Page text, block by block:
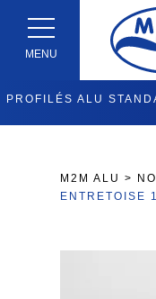
MENU
PROFILÉS ALU
M2M ALU >
ENTRETOISE